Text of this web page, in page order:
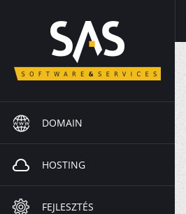
DOMAIN
HOSTING
FEJLESZTÉS